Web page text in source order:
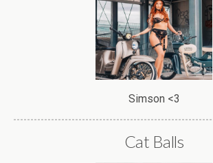
Simson <3
Cat Balls